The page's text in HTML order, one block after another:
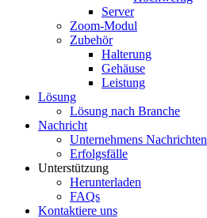
Server
Zoom-Modul
Zubehör
Halterung
Gehäuse
Leistung
Lösung
Lösung nach Branche
Nachricht
Unternehmens Nachrichten
Erfolgsfälle
Unterstützung
Herunterladen
FAQs
Kontaktiere uns